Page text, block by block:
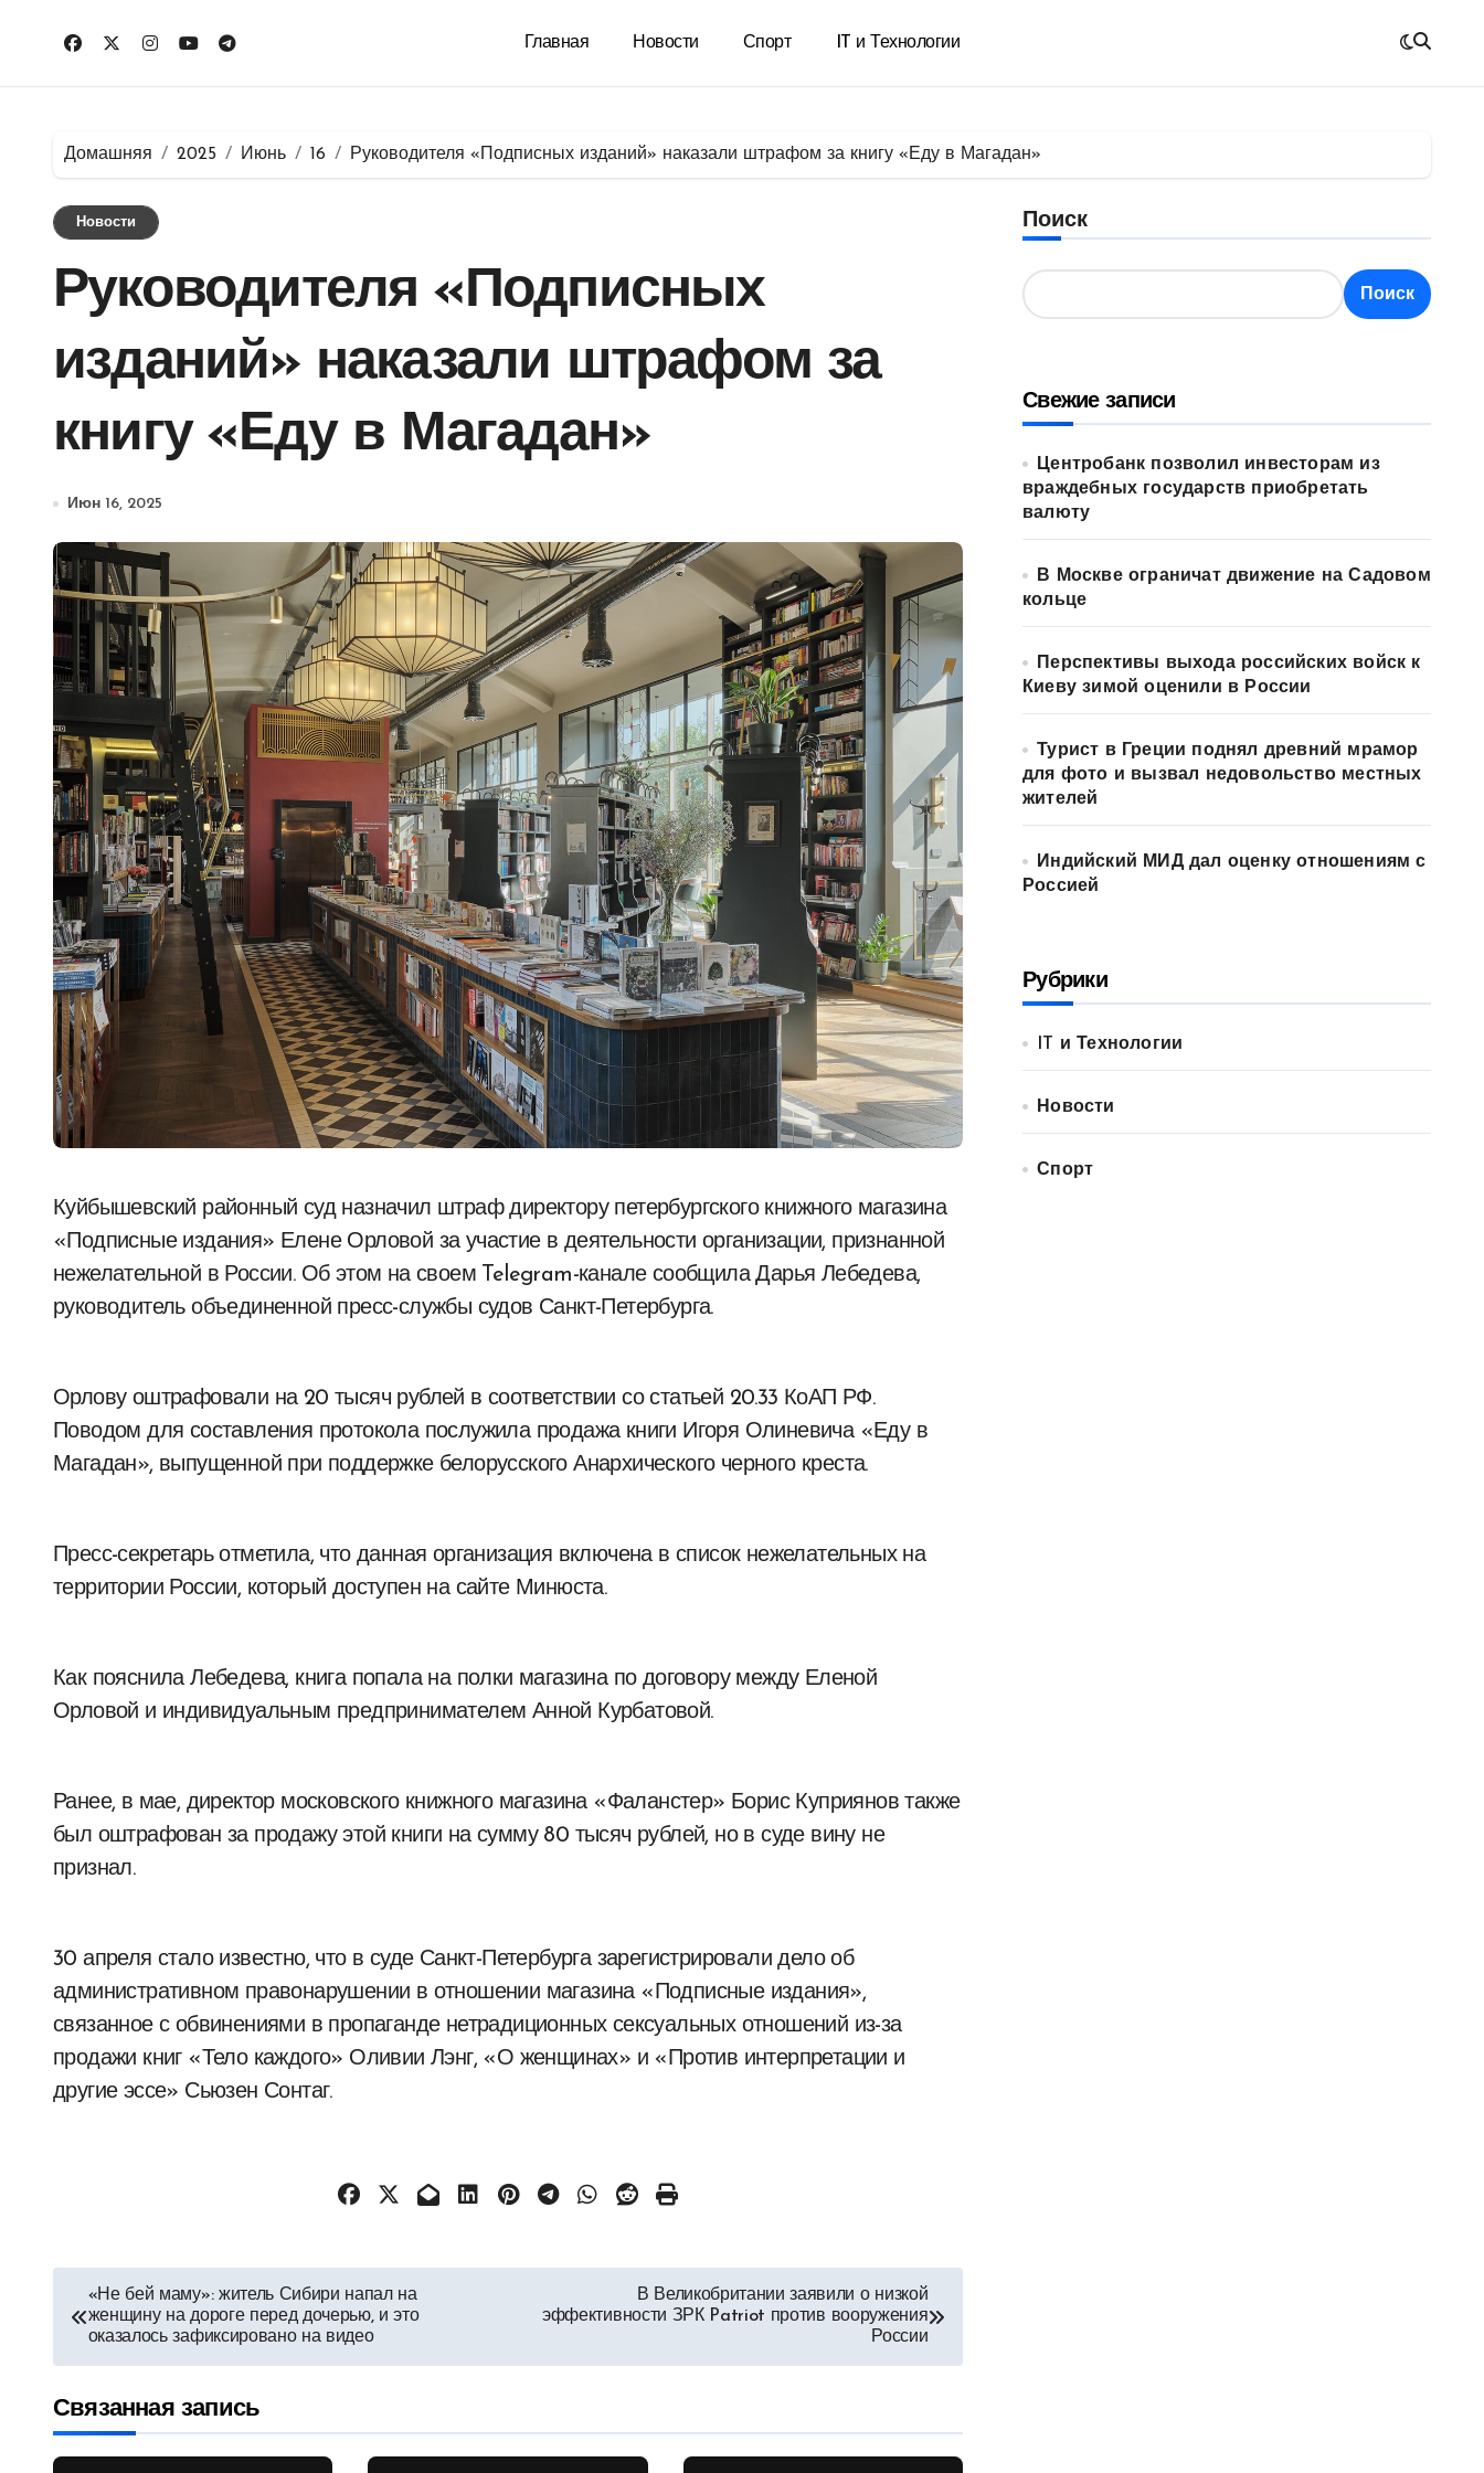
Главная Новости Спорт IT и Технологии
Домашняя 2025 Июнь 16 Руководителя «Подписных изданий» наказали штрафом за книгу «Еду в Магадан»
Новости
Руководителя «Подписных
изданий» наказали штрафом за
книгу «Еду в Магадан»
Июн 16, 2025
Куйбышевский районный суд назначил штраф директору петербургского книжного магазина
«Подписные издания» Елене Орловой за участие в деятельности организации, признанной
нежелательной в России. Об этом на своем Telegram-канале сообщила Дарья Лебедева,
руководитель объединенной пресс-службы судов Санкт-Петербурга.
Орлову оштрафовали на 20 тысяч рублей в соответствии со статьей 20.33 КоАП РФ.
Поводом для составления протокола послужила продажа книги Игоря Олиневича «Еду в
Магадан», выпущенной при поддержке белорусского Анархического черного креста.
Пресс-секретарь отметила, что данная организация включена в список нежелательных на
территории России, который доступен на сайте Минюста.
Как пояснила Лебедева, книга попала на полки магазина по договору между Еленой
Орловой и индивидуальным предпринимателем Анной Курбатовой.
Ранее, в мае, директор московского книжного магазина «Фаланстер» Борис Куприянов также
был оштрафован за продажу этой книги на сумму 80 тысяч рублей, но в суде вину не
признал.
30 апреля стало известно, что в суде Санкт-Петербурга зарегистрировали дело об
административном правонарушении в отношении магазина «Подписные издания»,
связанное с обвинениями в пропаганде нетрадиционных сексуальных отношений из-за
продажи книг «Тело каждого» Оливии Лэнг, «О женщинах» и «Против интерпретации и
другие эссе» Сьюзен Сонтаг.
Навигация
по
«Не бей маму»: житель Сибири напал на
женщину на дороге перед дочерью, и это
оказалось зафиксировано на видео
В Великобритании заявили о низкой
эффективности ЗРК Patriot против вооружения
России
Связанная запись
Поиск
Поиск
Свежие записи
Центробанк позволил инвесторам из
враждебных государств приобретать
валюту
В Москве ограничат движение на Садовом
кольце
Перспективы выхода российских войск к
Киеву зимой оценили в России
Турист в Греции поднял древний мрамор
для фото и вызвал недовольство местных
жителей
Индийский МИД дал оценку отношениям с
Россией
Рубрики
IT и Технологии
Новости
Спорт